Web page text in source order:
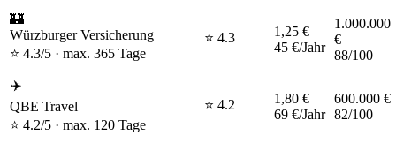
🏰
Würzburger Versicherung
⭐ 4.3/5 · max. 365 Tage
⭐ 4.3
1,25 €
45 €/Jahr
1.000.000
€
88/100
✈️
QBE Travel
⭐ 4.2/5 · max. 120 Tage
⭐ 4.2
1,80 €
69 €/Jahr
600.000 €
82/100